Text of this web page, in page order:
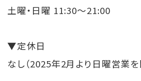
土曜・日曜 11:30～21:00
▼定休日
なし（2025年2月より日曜営業を